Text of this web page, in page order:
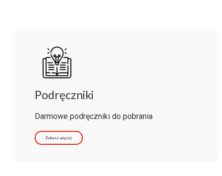
Podręczniki
Darmowe podręczniki do pobrania
Zobacz więcej